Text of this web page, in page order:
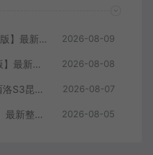
爱游网单亲测【天之炼狱单机版】最新整理怀旧无双炼狱端 带GM工具注册 GM权限命令发道具 视频安装教学 虚拟机一键端 2026-08-09
爱游网单亲测【倚天OL单机版】最新整理龙驹完善版 怀旧武侠网游单机 带GM工具可发物品装备 虚拟机一键端 视频安装教学 2026-08-08
群服联机剑灵二系55级白青西洛S3昆仑版 在线点券 每日礼包 复古玩法 2026-08-07
爱游网单亲测【天堂2单机版】最新整理水龙法利昂带假人商业端制作单机 内置多功能GM控制台 可发物品装备 虚拟机一键端 视频安装教学 2026-08-05